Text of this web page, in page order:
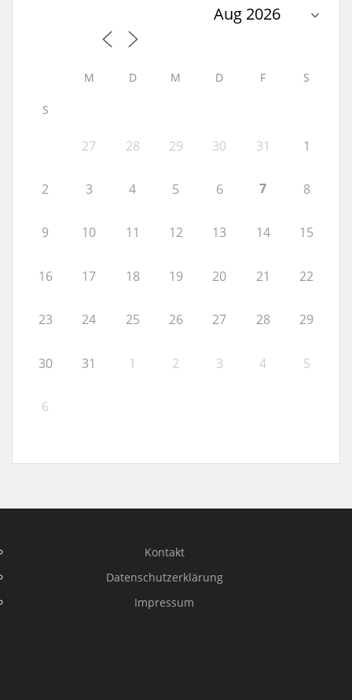
M D M D F S
S
27 28 29 30 31 1
2 3 4 5 6 7 8
9 10 11 12 13 14 15
16 17 18 19 20 21 22
23 24 25 26 27 28 29
30 31 1 2 3 4 5
6
Kontakt
Datenschutzerklärung
Impressum